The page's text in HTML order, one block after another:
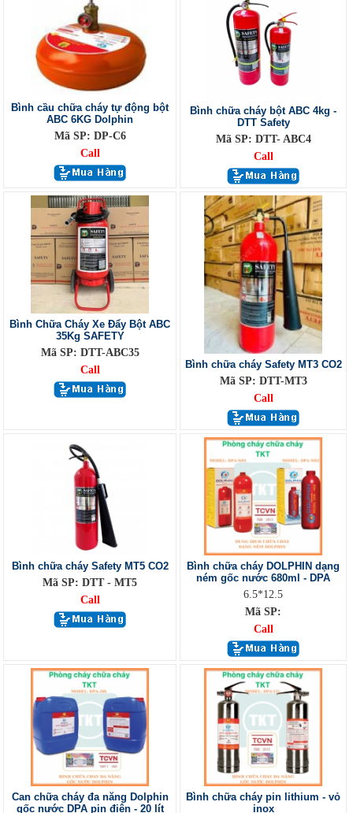
Bình cầu chữa cháy tự động bột
ABC 6KG Dolphin
Mã SP: DP-C6
Call
Bình chữa cháy bột ABC 4kg -
DTT Safety
Mã SP: DTT- ABC4
Call
Bình Chữa Cháy Xe Đẩy Bột ABC
35Kg SAFETY
Mã SP: DTT-ABC35
Call
Bình chữa cháy Safety MT3 CO2
Mã SP: DTT-MT3
Call
Bình chữa cháy Safety MT5 CO2
Mã SP: DTT - MT5
Call
Bình chữa cháy DOLPHIN dạng
ném gốc nước 680ml - DPA
6.5*12.5
Mã SP:
Call
Can chữa cháy đa năng Dolphin
gốc nước DPA pin điện - 20 lít
Bình chữa cháy pin lithium - vỏ
inox